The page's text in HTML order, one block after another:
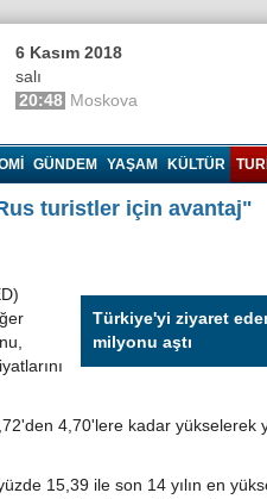
6 Kasım 2018
salı
20:48 Moskova
GÜNDEM YAŞAM KÜLTÜR
turistler için avantaj"
Türkiye'yi ziyaret
milyonu aştı
4,70'lere kadar yükselerek
15,39 ile son 14 yılın en